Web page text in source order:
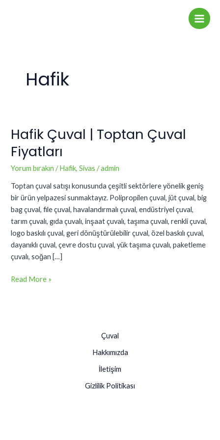
Main
Hafik
Hafik Çuval | Toptan Çuval
Fiyatları
Yorum bırakın /Hafik,Sivas /admin
Toptan çuval satışı konusunda çeşitli sektörlere yönelik geniş
bir ürün yelpazesi sunmaktayız. Polipropilen çuval, jüt çuval, big
bag çuval, file çuval, havalandırmalı çuval, endüstriyel çuval,
tarım çuvalı, gıda çuvalı, inşaat çuvalı, taşıma çuvalı, renkli çuval,
logo baskılı çuval, geri dönüştürülebilir çuval, özel baskılı çuval,
dayanıklı çuval, çevre dostu çuval, yük taşıma çuvalı, paketleme
çuvalı, soğan […]
Hafik
|
Toptan
Fiyatları
Read More »
Çuval
Hakkımızda
İletişim
Gizlilik Politikası